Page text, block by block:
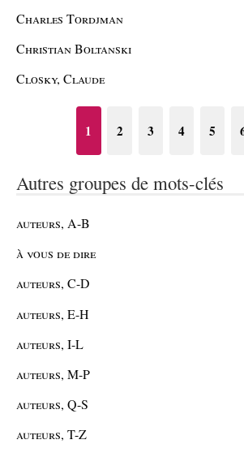
Charles Tordjman
Christian Boltanski
Closky, Claude
1 2 3 4 5
Autres groupes de mots-clés
auteurs, A-B
à vous de dire
auteurs, C-D
auteurs, E-H
auteurs, I-L
auteurs, M-P
auteurs, Q-S
auteurs, T-Z